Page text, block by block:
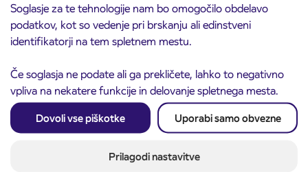
Soglasje za te tehnologije nam bo omogočilo obdelavo
podatkov, kot so vedenje pri brskanju ali edinstveni
identifikatorji na tem spletnem mestu.
Če soglasja ne podate ali ga prekličete, lahko to negativno
vpliva na nekatere funkcije in delovanje spletnega mesta.
Dovoli vse piškotke Uporabi samo obvezne
Prilagodi nastavitve